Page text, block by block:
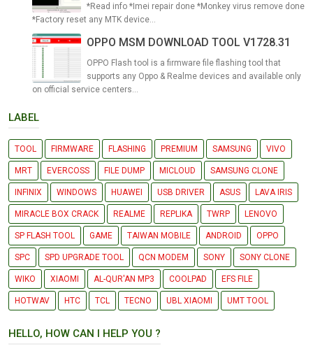
*Read info *Imei repair done *Monkey virus remove done
*Factory reset any MTK device...
OPPO MSM DOWNLOAD TOOL V1728.31
OPPO Flash tool is a firmware file flashing tool that
supports any Oppo & Realme devices and available only
on official service centers...
LABEL
TOOL FIRMWARE FLASHING PREMIUM SAMSUNG VIVO
MRT EVERCOSS FILE DUMP MICLOUD SAMSUNG CLONE
INFINIX WINDOWS HUAWEI USB DRIVER ASUS LAVA IRIS
MIRACLE BOX CRACK REALME REPLIKA TWRP LENOVO
SP FLASH TOOL GAME TAIWAN MOBILE ANDROID OPPO
SPC SPD UPGRADE TOOL QCN MODEM SONY SONY CLONE
WIKO XIAOMI AL-QUR'AN MP3 COOLPAD EFS FILE
HOTWAV HTC TCL TECNO UBL XIAOMI UMT TOOL
HELLO, HOW CAN I HELP YOU ?